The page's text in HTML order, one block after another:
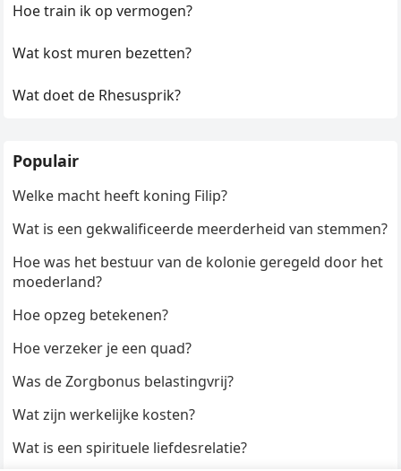
Hoe train ik op vermogen?
Wat kost muren bezetten?
Wat doet de Rhesusprik?
Populair
Welke macht heeft koning Filip?
Wat is een gekwalificeerde meerderheid van stemmen?
Hoe was het bestuur van de kolonie geregeld door het
moederland?
Hoe opzeg betekenen?
Hoe verzeker je een quad?
Was de Zorgbonus belastingvrij?
Wat zijn werkelijke kosten?
Wat is een spirituele liefdesrelatie?